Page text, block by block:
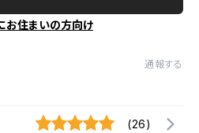
お住まいの方向け
通報する
(26)